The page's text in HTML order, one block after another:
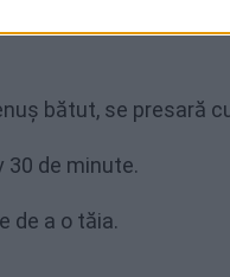
cu chimion, și se
bătut, se presară
30 de minute.
de a o tăia.